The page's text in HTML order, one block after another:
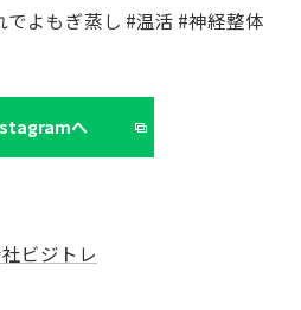
よもぎ蒸し #温活 #神経整体
へ
ビジトレ